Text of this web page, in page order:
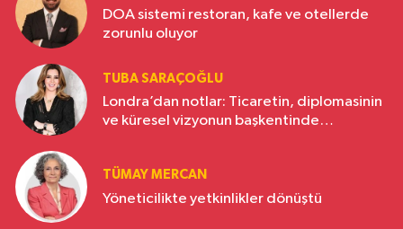
DOA sistemi restoran, kafe ve otellerde
zorunlu oluyor
TUBA SARAÇOĞLU
Londra’dan notlar: Ticaretin, diplomasinin
ve küresel vizyonun başkentinde
TÜMAY MERCAN
Yöneticilikte yetkinlikler dönüştü